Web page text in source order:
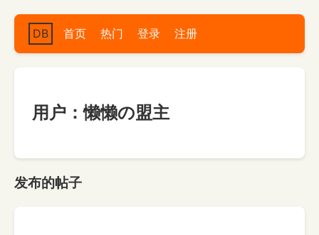
DB 首页 热门 登录 注册
用户：懒懒の盟主
发布的帖子